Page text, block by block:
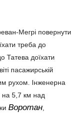
Мегрі повернути
треба до
Татева доїхати
пасажирській
рухом. Інженерна
на 5,7 км над
Воротан,